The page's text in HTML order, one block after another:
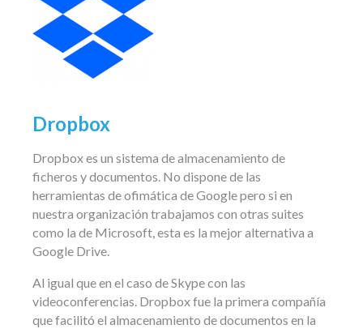
Dropbox
Dropbox es un sistema de almacenamiento de
ficheros y documentos. No dispone de las
herramientas de ofimática de Google pero si en
nuestra organización trabajamos con otras suites
como la de Microsoft, esta es la mejor alternativa a
Google Drive.
Al igual que en el caso de Skype con las
videoconferencias. Dropbox fue la primera compañía
que facilitó el almacenamiento de documentos en la